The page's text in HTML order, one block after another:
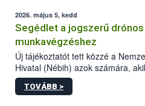
mennyiségének esetenként a
lennie. Nem minden élelmiszer
Azokban az élelmiszerekben is,
általában csak nagyon kis
jelenthetnek kockázatot a
2026. május 5, kedd
Segédlet a jogszerű
munkavégzéshez
Új tájékoztatót tett közzé a
Hivatal (Nébih) azok számára,
növényvédelmi vagy tápanyag-
végezni Magyarországon. Az
TOVÁBB >